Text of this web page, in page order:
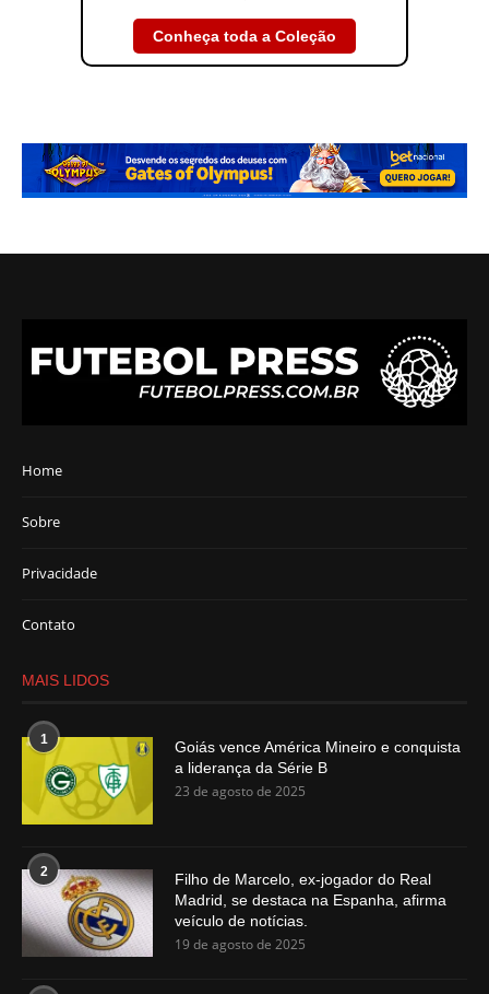
Conheça toda a Coleção
Home
Sobre
Privacidade
Contato
MAIS LIDOS
1
Goiás vence América Mineiro e conquista
a liderança da Série B
23 de agosto de 2025
2
Filho de Marcelo, ex-jogador do Real
Madrid, se destaca na Espanha, afirma
veículo de notícias.
19 de agosto de 2025